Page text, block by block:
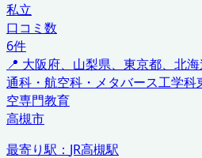
私立
口コミ数
6件
📍 大阪府、山梨県、東京都、北海
通科・航空科・メタバース工学科
空専門教育
高槻市
最寄り駅： JR高槻駅